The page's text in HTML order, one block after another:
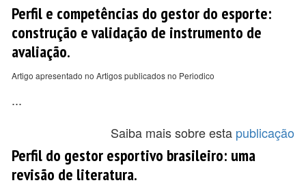
Perfil e competências do gestor do esporte:
construção e validação de instrumento de
avaliação.
Artigo apresentado no Artigos publicados no Periodico
...
Saiba mais sobre esta publicação
Perfil do gestor esportivo brasileiro: uma
revisão de literatura.